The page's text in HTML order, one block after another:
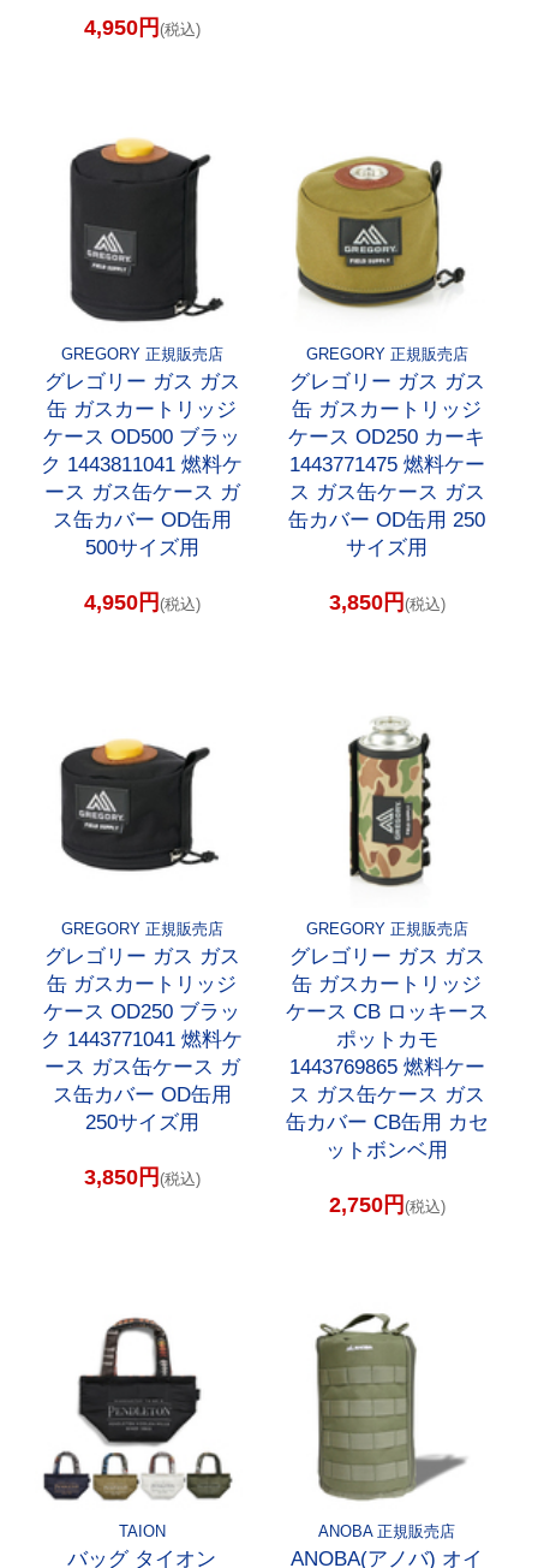
4,950円 (税込)
GREGORY 正規販売店
グレゴリー ガス ガス
缶 ガスカートリッジ
ケース OD500 ブラッ
ク 1443811041 燃料ケ
ース ガス缶ケース ガ
ス缶カバー OD缶用
500サイズ用
4,950円 (税込)
GREGORY 正規販売店
グレゴリー ガス ガス
缶 ガスカートリッジ
ケース OD250 カーキ
1443771475 燃料ケー
ス ガス缶ケース ガス
缶カバー OD缶用 250
サイズ用
3,850円 (税込)
GREGORY 正規販売店
グレゴリー ガス ガス
缶 ガスカートリッジ
ケース OD250 ブラッ
ク 1443771041 燃料ケ
ース ガス缶ケース ガ
ス缶カバー OD缶用
250サイズ用
3,850円 (税込)
GREGORY 正規販売店
グレゴリー ガス ガス
缶 ガスカートリッジ
ケース CB ロッキース
ポットカモ
1443769865 燃料ケー
ス ガス缶ケース ガス
缶カバー CB缶用 カセ
ットボンベ用
2,750円 (税込)
TAION
バッグ タイオン
ANOBA 正規販売店
ANOBA(アノバ) オイ